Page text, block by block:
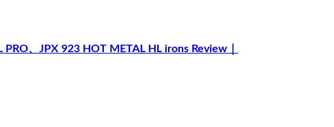
、JPX 923 HOT METAL HL irons Review｜